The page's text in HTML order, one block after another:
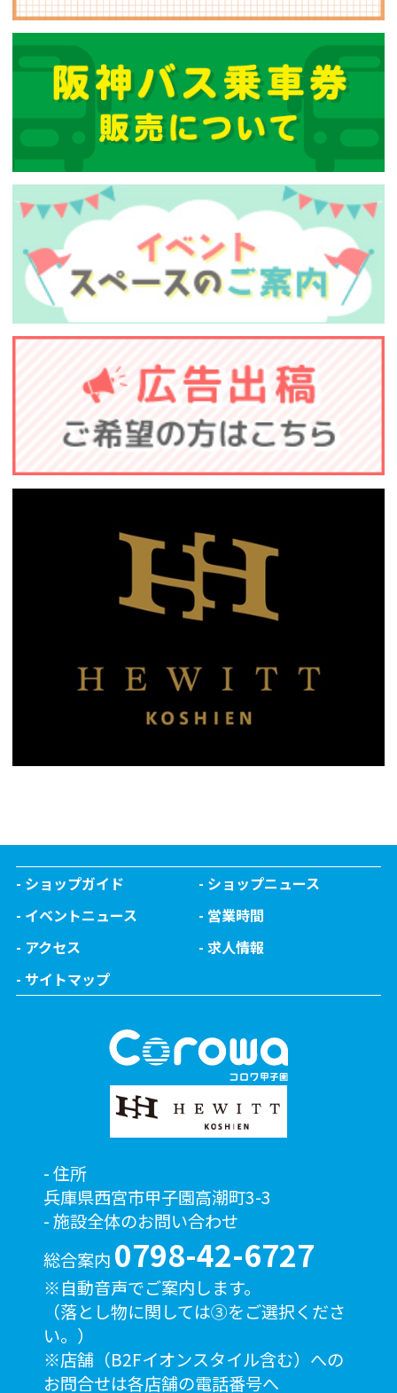
ショップガイド
ショップニュース
イベントニュース
営業時間
アクセス
求人情報
サイトマップ
住所
兵庫県西宮市甲子園高潮町3-3
施設全体のお問い合わせ
総合案内 0798-42-6727
※自動音声でご案内します。
（落とし物に関しては③をご選択くださ
い。）
※店舗（B2Fイオンスタイル含む）への
お問合せは各店舗の電話番号へ